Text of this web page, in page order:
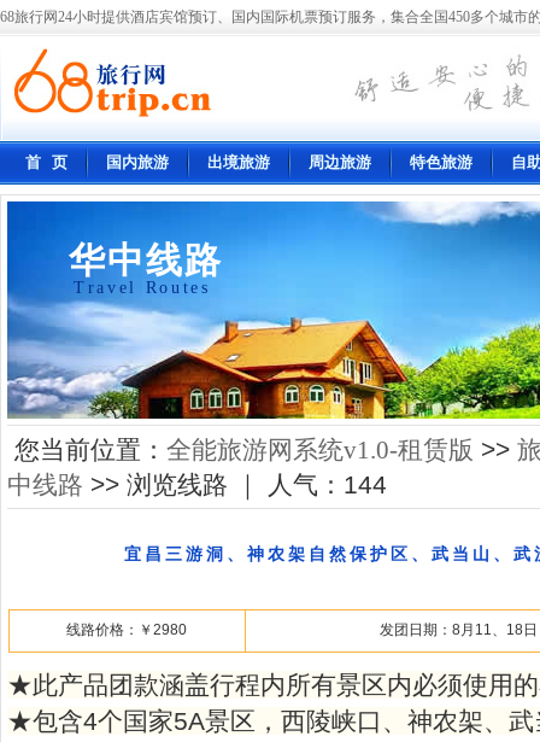
68旅行网24小时提供酒店宾馆预订、国内国际机票预订服务，集合全国450多个城市
首 页 国内旅游 出境旅游 周边旅游 特色旅游 自
华中线路
Travel Routes
您当前位置： 全能旅游网系统v1.0-租赁版 >>
中线路 >> 浏览线路 ｜ 人气： 144
宜昌三游洞、神农架自然保护区、武当山、
线路价格：￥2980 发团日期：8月11、18日
★此产品团款涵盖行程内所有景区内必须使用
★包含4个国家5A景区，西陵峡口、神农架、